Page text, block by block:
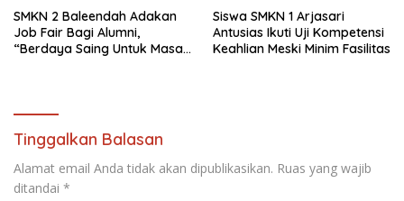
SMKN 2 Baleendah Adakan
Job Fair Bagi Alumni,
“Berdaya Saing Untuk Masa
Siswa SMKN 1 Arjasari
Antusias Ikuti Uji Kompetensi
Keahlian Meski Minim Fasilitas
Tinggalkan Balasan
Alamat email Anda tidak akan dipublikasikan. Ruas yang wajib
ditandai *